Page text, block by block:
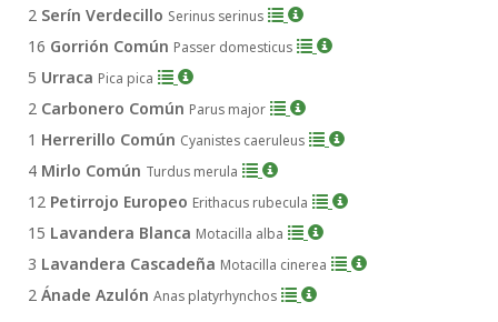
2 Serín Verdecillo Serinus serinus
16 Gorrión Común Passer domesticus
5 Urraca Pica pica
2 Carbonero Común Parus major
1 Herrerillo Común Cyanistes caeruleus
4 Mirlo Común Turdus merula
12 Petirrojo Europeo Erithacus rubecula
15 Lavandera Blanca Motacilla alba
3 Lavandera Cascadeña Motacilla cinerea
2 Ánade Azulón Anas platyrhynchos